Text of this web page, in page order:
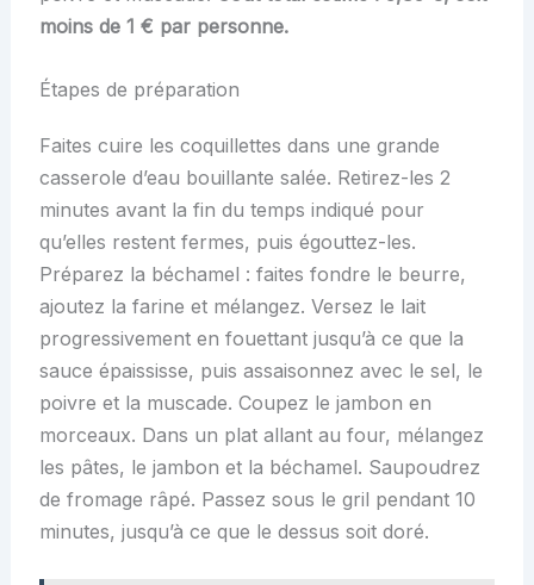
moins de 1 € par personne.
Étapes de préparation
Faites cuire les coquillettes dans une grande
casserole d’eau bouillante salée. Retirez-les 2
minutes avant la fin du temps indiqué pour
qu’elles restent fermes, puis égouttez-les.
Préparez la béchamel : faites fondre le beurre,
ajoutez la farine et mélangez. Versez le lait
progressivement en fouettant jusqu’à ce que la
sauce épaississe, puis assaisonnez avec le sel, le
poivre et la muscade. Coupez le jambon en
morceaux. Dans un plat allant au four, mélangez
les pâtes, le jambon et la béchamel. Saupoudrez
de fromage râpé. Passez sous le gril pendant 10
minutes, jusqu’à ce que le dessus soit doré.